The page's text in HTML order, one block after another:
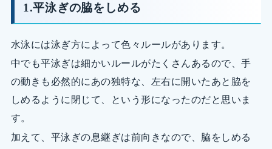
1.平泳ぎの脇をしめる
水泳には泳ぎ方によって色々ルールがあります。
中でも平泳ぎは細かいルールがたくさんあるので、手
の動きも必然的にあの独特な、左右に開いたあと脇を
しめるように閉じて、という形になったのだと思いま
す。
加えて、平泳ぎの息継ぎは前向きなので、脇をしめる